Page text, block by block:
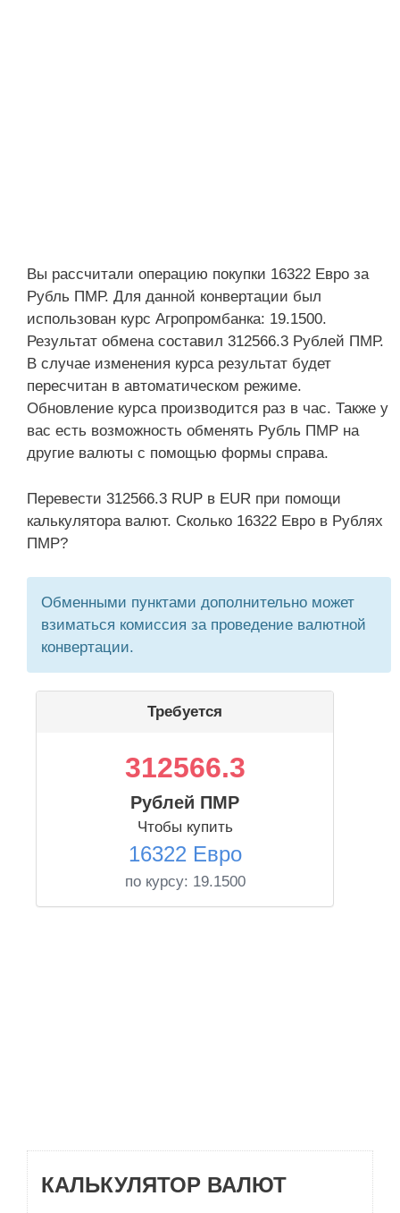
Вы рассчитали операцию покупки 16322 Евро за
Рубль ПМР. Для данной конвертации был
использован курс Агропромбанка: 19.1500.
Результат обмена составил 312566.3 Рублей ПМР.
В случае изменения курса результат будет
пересчитан в автоматическом режиме.
Обновление курса производится раз в час. Также у
вас есть возможность обменять Рубль ПМР на
другие валюты с помощью формы справа.
Перевести 312566.3 RUP в EUR при помощи
калькулятора валют. Сколько 16322 Евро в Рублях
ПМР?
Обменными пунктами дополнительно может
взиматься комиссия за проведение валютной
конвертации.
Требуется
312566.3
Рублей ПМР
Чтобы купить
16322 Евро
по курсу: 19.1500
КАЛЬКУЛЯТОР ВАЛЮТ